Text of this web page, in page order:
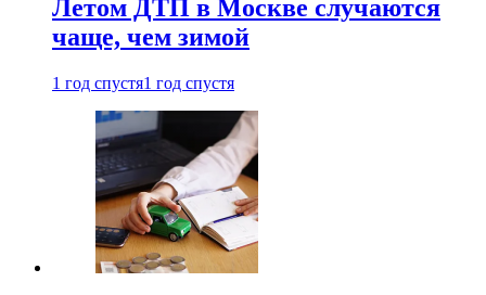
Летом ДТП в Москве случаются
чаще, чем зимой
1 год спустя1 год спустя